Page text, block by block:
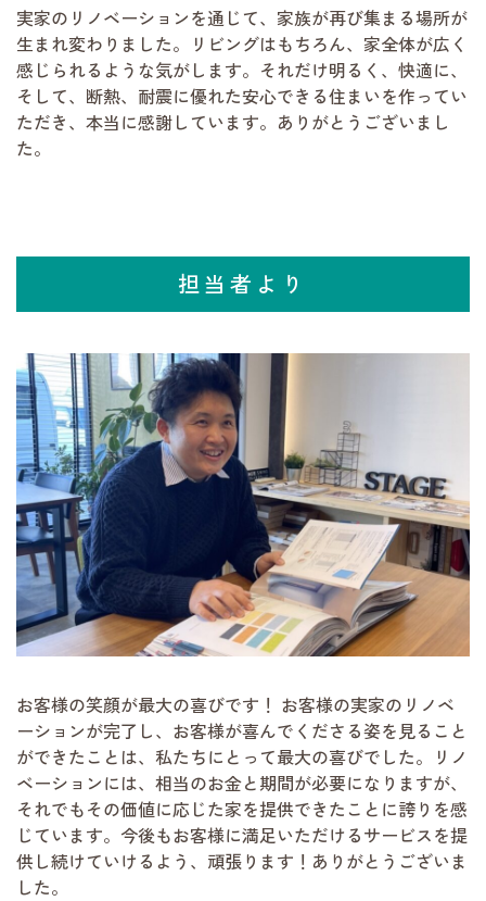
実家のリノベーションを通じて、家族が再び集まる場所が
生まれ変わりました。リビングはもちろん、家全体が広く
感じられるような気がします。それだけ明るく、快適に、
そして、断熱、耐震に優れた安心できる住まいを作ってい
ただき、本当に感謝しています。ありがとうございまし
た。
担当者より
お客様の笑顔が最大の喜びです！ お客様の実家のリノベ
ーションが完了し、お客様が喜んでくださる姿を見ること
ができたことは、私たちにとって最大の喜びでした。リノ
ベーションには、相当のお金と期間が必要になりますが、
それでもその価値に応じた家を提供できたことに誇りを感
じています。今後もお客様に満足いただけるサービスを提
供し続けていけるよう、頑張ります！ありがとうございま
した。